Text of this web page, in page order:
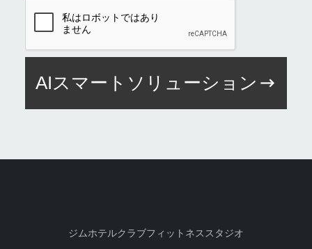
AIスマートソリューション
ジムホテルクラブフィットネススタジオ